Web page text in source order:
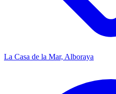
La Casa de la Mar, Alboraya